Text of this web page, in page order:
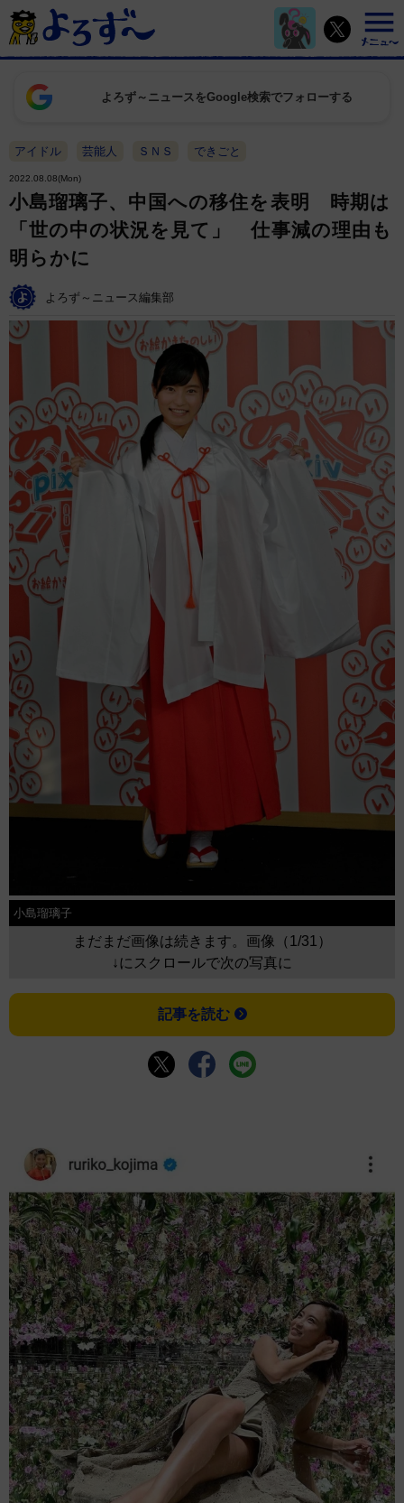
よろず～ニュースをGoogle検索でフォローする
アイドル 芸能人 ＳＮＳ できごと
2022.08.08(Mon)
小島瑠璃子、中国への移住を表明 時期は
「世の中の状況を見て」 仕事減の理由も
明らかに
よろず～ニュース編集部
小島瑠璃子
まだまだ画像は続きます。画像（1/31）
↓にスクロールで次の写真に
記事を読む